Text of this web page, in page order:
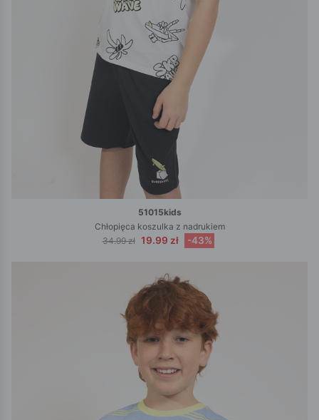
51015kids
Chłopięca koszulka z nadrukiem
34.99 zł 19.99 zł -43%